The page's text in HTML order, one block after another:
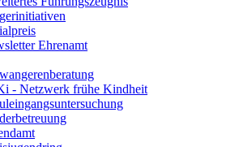
Ehrenamt
- Netzwerk frühe Kindheit